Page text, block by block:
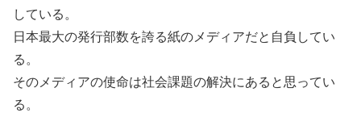
している。
日本最大の発行部数を誇る紙のメディアだと自負してい
る。
そのメディアの使命は社会課題の解決にあると思ってい
る。